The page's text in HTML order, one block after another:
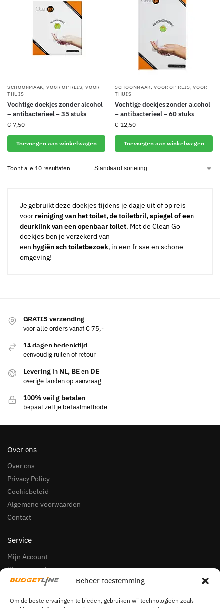
Beheer toestemming
Om de beste ervaringen te bieden, gebruiken wij technologieën zoals
SCHOONMAAK,VOOR OP REIS,VOOR
THUIS
Vochtige doekjes zonder alcohol
– antibacterieel – 35 stuks
€ 7,50
Toevoegen aan winkelwagen
SCHOONMAAK,VOOR OP REIS,VOOR
THUIS
Vochtige doekjes zonder alcohol
– antibacterieel – 60 stuks
€ 12,50
Toevoegen aan winkelwagen
Toont alle 10 resultaten
Je gebruikt deze doekjes tijdens je dagje uit of op reis
voor reiniging van het toilet, de toiletbril, spiegel of een
deurklink van een openbaar toilet. Met de Clean Go
doekjes ben je verzekerd van
een hygiënischtoiletbezoek, in een frisse en schone
omgeving!
GRATIS verzending
voor alle orders vanaf € 75,-
14 dagen bedenktijd
eenvoudig ruilen of retour
Levering in NL, BE en DE
overige landen op aanvraag
100% veilig betalen
bepaal zelf je betaalmethode
Over ons
Over ons
Privacy Policy
Cookiebeleid
Algemene voorwaarden
Contact
Service
Mijn Account
Klantenservice
Herroepingsrecht